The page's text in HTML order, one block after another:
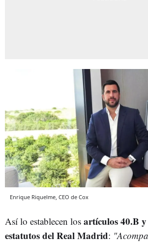
Enrique Riquelme, CEO de Cox
Así lo establecen los artículos 40.B
estatutos del Real Madrid: "